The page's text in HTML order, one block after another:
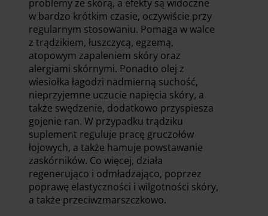
problemy ze skórą, a efekty są widoczne
w bardzo krótkim czasie, oczywiście przy
regularnym stosowaniu. Pomaga w walce
z trądzikiem, łuszczycą, egzemą,
atopowym zapaleniem skóry oraz
alergiami skórnymi. Ponadto olej z
wiesiołka łagodzi nadmierną suchość,
nieprzyjemne uczucie napięcia skóry, a
także swędzenie, dodatkowo przyspiesza
gojenie ran. W przypadku trądziku
suplement reguluje pracę gruczołów
łojowych, a także hamuje powstawanie
zaskórników. Co więcej, działa
regenerująco i odmładzająco, poprzez
poprawę elastyczności i wilgotności skóry,
a także przeciwzmarszczkowo.